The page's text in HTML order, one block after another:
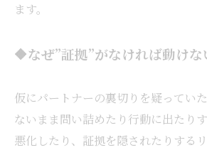
ます。
🔶なぜ”証拠”がなければ動けな
仮にパートナーの裏切りを疑ってい
ないまま問い詰めたり行動に出たり
悪化したり、証拠を隠されたりするリ